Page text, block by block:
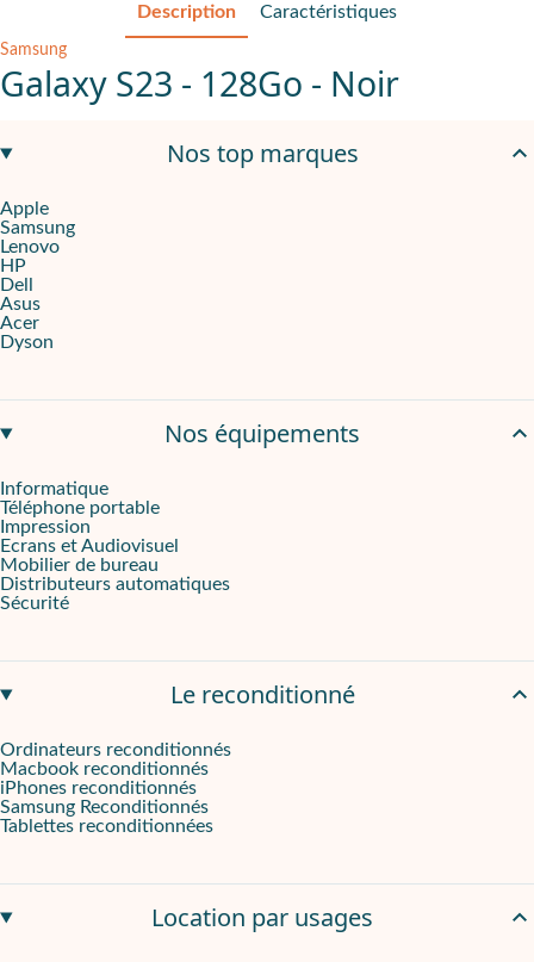
Description Caractéristiques
Samsung
Galaxy S23 - 128Go - Noir
Un appareil qui redéfinit la photographie mobile
Doté d’un appareil photo principal de
Design élégant et sécurité avancée
Nos top marques
Apple
Samsung
Lenovo
HP
Dell
Asus
Acer
Dyson
Nos équipements
Informatique
Téléphone portable
Impression
Ecrans et Audiovisuel
Mobilier de bureau
Distributeurs automatiques
Sécurité
Le reconditionné
Ordinateurs reconditionnés
Macbook reconditionnés
iPhones reconditionnés
Samsung Reconditionnés
Tablettes reconditionnées
Location par usages